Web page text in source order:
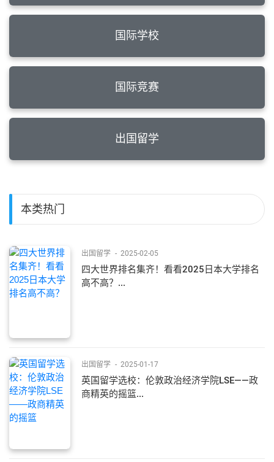
国际学校
国际竞赛
出国留学
本类热门
出国留学 - 2025-02-05
四大世界排名集齐！看看2025日本大学排名
高不高？...
出国留学 - 2025-01-17
英国留学选校：伦敦政治经济学院LSE——政
商精英的摇篮...